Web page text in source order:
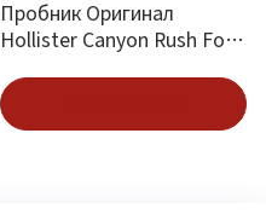
Пробник Оригинал
Hollister Canyon Rush For